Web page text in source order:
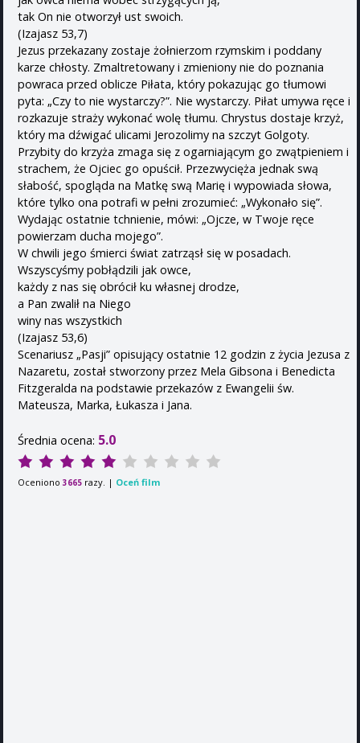
tak On nie otworzył ust swoich.
(Izajasz 53,7)
Jezus przekazany zostaje żołnierzom rzymskim i poddany
karze chłosty. Zmaltretowany i zmieniony nie do poznania
powraca przed oblicze Piłata, który pokazując go tłumowi
pyta: „Czy to nie wystarczy?”. Nie wystarczy. Piłat umywa ręce i
rozkazuje straży wykonać wolę tłumu. Chrystus dostaje krzyż,
który ma dźwigać ulicami Jerozolimy na szczyt Golgoty.
Przybity do krzyża zmaga się z ogarniającym go zwątpieniem i
strachem, że Ojciec go opuścił. Przezwycięża jednak swą
słabość, spogląda na Matkę swą Marię i wypowiada słowa,
które tylko ona potrafi w pełni zrozumieć: „Wykonało się”.
Wydając ostatnie tchnienie, mówi: „Ojcze, w Twoje ręce
powierzam ducha mojego”.
W chwili jego śmierci świat zatrząsł się w posadach.
Wszyscyśmy pobłądzili jak owce,
każdy z nas się obrócił ku własnej drodze,
a Pan zwalił na Niego
winy nas wszystkich
(Izajasz 53,6)
Scenariusz „Pasji” opisujący ostatnie 12 godzin z życia Jezusa z
Nazaretu, został stworzony przez Mela Gibsona i Benedicta
Fitzgeralda na podstawie przekazów z Ewangelii św.
Mateusza, Marka, Łukasza i Jana.
Średnia ocena: 5.0
Oceniono 3665 razy. | Oceń film